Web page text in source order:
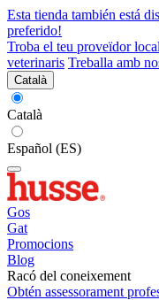
Esta tienda también está
preferido!
Troba el teu proveïdor local
veterinaris Treballa amb
Català
Català
Español (ES)
Gos
Gat
Promocions
Blog
Racó del coneixement
Obtén assessorament